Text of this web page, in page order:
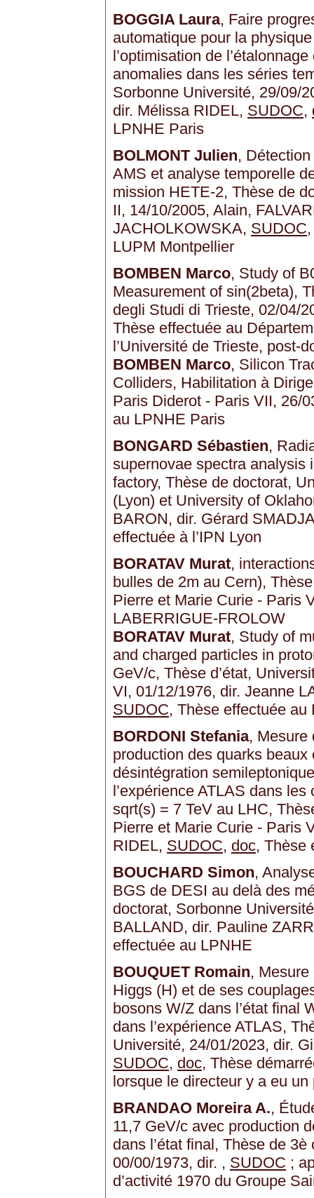
BOGGIA Laura, Faire
automatique pour la
l’optimisation de
anomalies dans les séries
Sorbonne Université, 29/09/
dir. Mélissa RIDEL, SUDOC,
LPNHE Paris
BOLMONT Julien,
AMS et analyse temporelle
mission HETE-2, Thèse de
II, 14/10/2005, Alain,
JACHOLKOWSKA, SUDOC
LUPM Montpellier
BOMBEN Marco, Study of
Measurement of sin(2beta),
degli Studi di Trieste, 02/04/
Thèse effectuée au
l’Université de Trieste, post-
BOMBEN Marco, Silicon
Colliders, Habilitation à
Paris Diderot - Paris VII, 26/
au LPNHE Paris
BONGARD Sébastien,
supernovae spectra analysis
factory, Thèse de doctorat,
(Lyon) et University of
BARON, dir. Gérard
effectuée à l’IPN Lyon
BORATAV Murat,
bulles de 2m au Cern),
Pierre et Marie Curie - Paris
LABERRIGUE-FROLOW
BORATAV Murat, Study of
and charged particles in
GeV/c, Thèse d’état,
VI, 01/12/1976, dir. Jeanne
SUDOC, Thèse effectuée au
BORDONI Stefania, Mesure
production des quarks
désintégration
l’expérience ATLAS dans
sqrt(s) = 7 TeV au LHC,
Pierre et Marie Curie - Paris
RIDEL, SUDOC, doc, Thèse
BOUCHARD Simon,
BGS de DESI au delà des
doctorat, Sorbonne
BALLAND, dir. Pauline
effectuée au LPNHE
BOUQUET Romain,
Higgs (H) et de ses
bosons W/Z dans l’état final
dans l’expérience ATLAS,
Université, 24/01/2023, dir.
SUDOC, doc, Thèse
lorsque le directeur y a eu un
BRANDAO Moreira A.,
11,7 GeV/c avec production
dans l’état final, Thèse de
00/00/1973, dir. , SUDOC ;
d’activité 1970 du Groupe